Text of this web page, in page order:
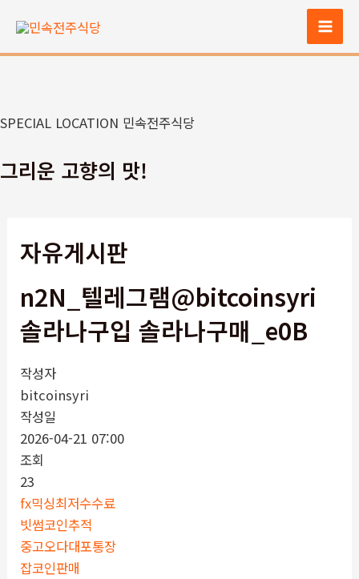
츠
너
기
Main
SPECIAL LOCATION 민속전주식당
그리운 고향의 맛!
자유게시판
n2N_텔레그램@bitcoinsyri
솔라나구입 솔라나구매_e0B
작성자
bitcoinsyri
작성일
2026-04-21 07:00
조회
23
fx믹싱최저수수료
빗썸코인추적
중고오다대포통장
잡코인판매